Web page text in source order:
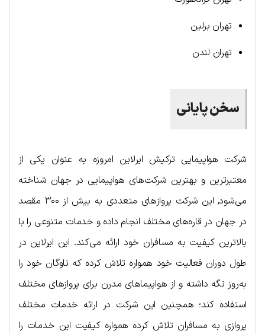
تهران برلین
تهران لندن
سخن پایانی
شرکت هواپیمایی ترکیش ایرلاین امروزه به عنوان یکی از
معتبرترین و بهترین شرکت‌های هواپیمایی در جهان شناخته
می‌شود, این شرکت پروازهای متعددی به بیش از ۳۰۰ مقصد
در جهان در قاره‌های مختلف انجام داده و خدمات متنوعی را با
بالاترین کیفیت به مسافران خود ارائه می‌کند. این ایرلاین در
طول دوران فعالیت خود همواره تلاش کرده که ناوگان خود را
به‌روز نگه داشته و از هواپیماهای مدرن برای پروازهای مختلف
استفاده کند؛ همچنین این شرکت در ارائه خدمات مختلف
پروازی به مسافران تلاش کرده همواره کیفیت این خدمات را